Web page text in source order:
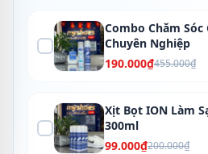
Combo Chăm Sóc
Chuyên Nghiệp
190.000₫455.000₫
Xịt Bọt ION Làm
300ml
99.000₫200.000₫